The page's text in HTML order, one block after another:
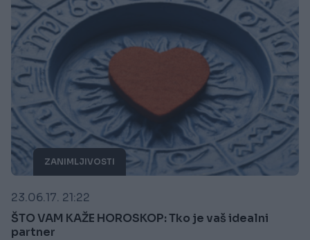
ZANIMLJIVOSTI
23.06.17. 21:22
ŠTO VAM KAŽE HOROSKOP: Tko je vaš idealni
partner